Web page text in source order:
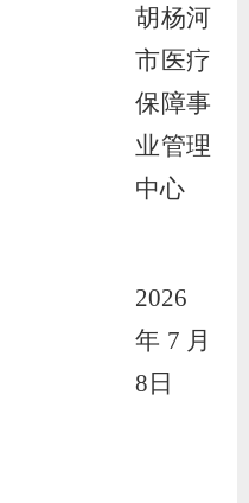
胡杨河
市医疗
保障事
业管理
中心
2026
年 7 月
8 日